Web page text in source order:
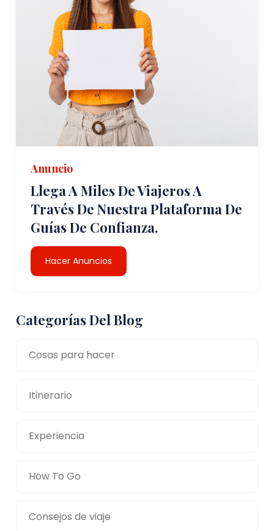
Anuncio
Llega A Miles De Viajeros A
Través De Nuestra Plataforma De
Guías De Confianza.
Hacer Anuncios
Categorías Del Blog
Cosas para hacer
Itinerario
Experiencia
How To Go
Consejos de viaje